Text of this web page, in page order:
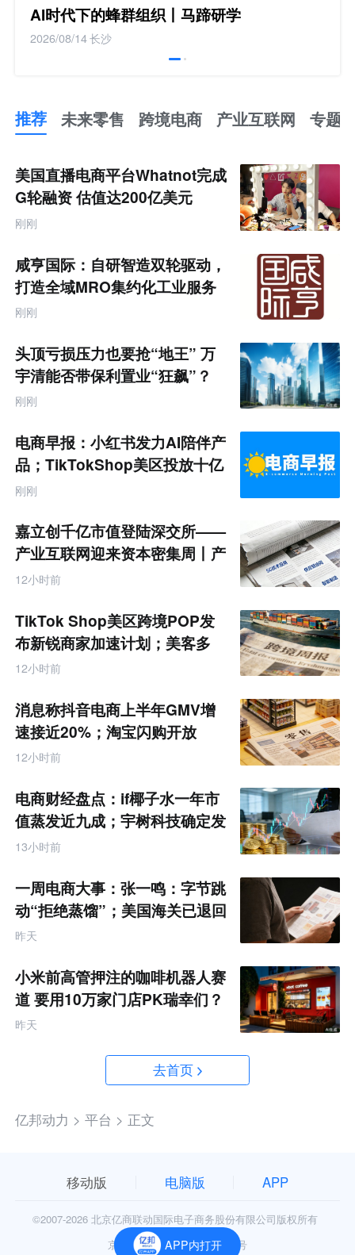
AI时代下的蜂群组织丨马蹄研学
2026/08/14长沙
推荐 未来零售 跨境电商 产业互联网 专题
未
来
零
售
跨
境
产
业
互
联
网
题
美国直播电商平台Whatnot完成
G轮融资 估值达200亿美元
刚刚
咸亨国际：自研智造双轮驱动，
打造全域MRO集约化工业服务
商
刚刚
头顶亏损压力也要抢“地王” 万
宇清能否带保利置业“狂飙”？
刚刚
电商早报：小红书发力AI陪伴产
品；TikTokShop美区投放十亿
刚刚
嘉立创千亿市值登陆深交所——
产业互联网迎来资本密集周丨产
业互联网周报
12小时前
TikTok Shop美区跨境POP发
布新锐商家加速计划；美客多
Q2营收同增50%丨跨境电商周
12小时前
消息称抖音电商上半年GMV增
速接近20%；淘宝闪购开放
MCP能力丨零售电商周报
12小时前
电商财经盘点：if椰子水一年市
值蒸发近九成；宇树科技确定发
行价格为150.80元/股
13小时前
一周电商大事：张一鸣：字节跳
动“拒绝蒸馏”；美国海关已退回
约1000亿美元关税
昨天
小米前高管押注的咖啡机器人赛
道 要用10万家门店PK瑞幸们？
昨天
去首页
亿邦动力 > 平台 > 正文
APP内打开
移动版 电脑版 APP
©2007-2026 北京亿商联动国际电子商务股份有限公司版权所有
京公网安备11010602006906号